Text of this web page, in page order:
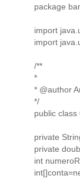
package
import
import
/**
*
* @author
*/
public class
private
private
int